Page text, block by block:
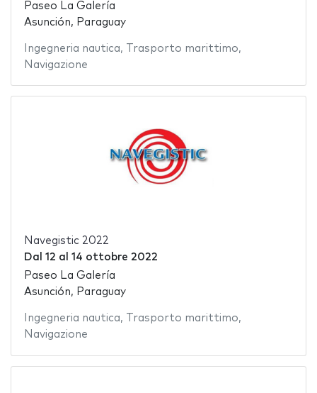
Paseo La Galería
Asunción, Paraguay
Ingegneria nautica, Trasporto marittimo,
Navigazione
Navegistic 2022
Dal 12 al 14 ottobre 2022
Paseo La Galería
Asunción, Paraguay
Ingegneria nautica, Trasporto marittimo,
Navigazione